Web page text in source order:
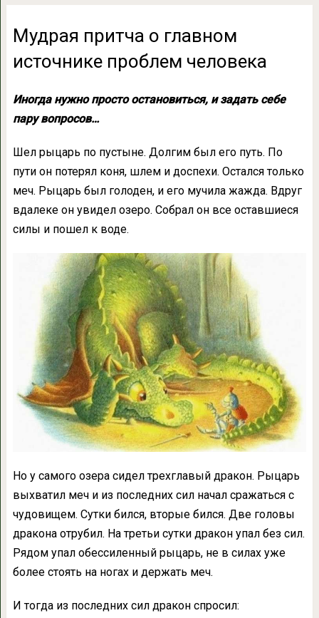
Мудрая притча о главном
источнике проблем человека
Иногда нужно просто остановиться, и задать себе
пару вопросов…
Шел рыцарь по пустыне. Долгим был его путь. По
пути он потерял коня, шлем и доспехи. Остался только
меч. Рыцарь был голоден, и его мучила жажда. Вдруг
вдалеке он увидел озеро. Собрал он все оставшиеся
силы и пошел к воде.
Но у самого озера сидел трехглавый дракон. Рыцарь
выхватил меч и из последних сил начал сражаться с
чудовищем. Сутки бился, вторые бился. Две головы
дракона отрубил. На третьи сутки дракон упал без сил.
Рядом упал обессиленный рыцарь, не в силах уже
более стоять на ногах и держать меч.
И тогда из последних сил дракон спросил: